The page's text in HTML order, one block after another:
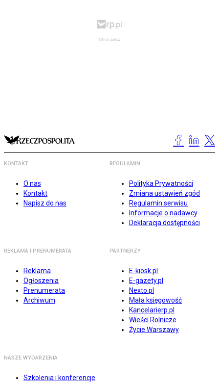
KONTAKT
O nas
Kontakt
Napisz do nas
REGULAMIN
Polityka Prywatności
Zmiana ustawień zgód
Regulamin serwisu
Informacje o nadawcy
Deklaracja dostępności
REKLAMA I PRENUMERATA
Reklama
Ogłoszenia
Prenumerata
Archiwum
PARTNERZY
E-kiosk.pl
E-gazety.pl
Nexto.pl
Mała księgowość
Kancelarierp.pl
Wieści Rolnicze
Życie Warszawy
NASZE WYDARZENIA
Szkolenia i konferencje